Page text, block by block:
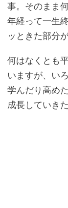
事。そのまま
年経って一生
ッときた部分
何はなくとも
いますが、い
学んだり高め
成長していき